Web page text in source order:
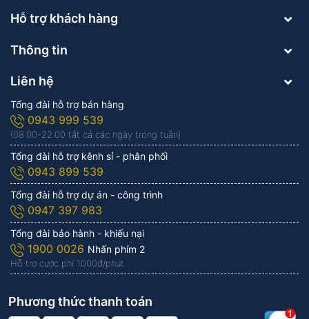
Hỗ trợ khách hàng
Thông tin
Liên hệ
Tổng đài hỗ trợ bán hàng
0943 999 539
(08:00-22:00 tất cả các ngày trong tuần)
Tổng đài hỗ trợ kênh sỉ - phân phối
0943 899 539
Tổng đài hỗ trợ dự án - công trình
0947 397 983
Tổng đài bảo hành - khiếu nại
1900 0026 Nhấn phím 2
Hỗ trợ cước phí 1.000đ/phút
Phương thức thanh toán